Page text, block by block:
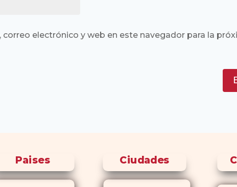
correo electrónico y web en este navegador para la
Paises Ciudades